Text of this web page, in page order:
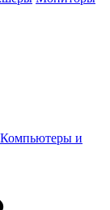
Компьютеры и